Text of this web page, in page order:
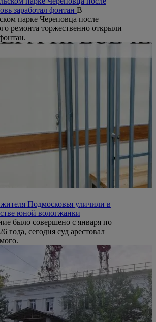
заработал фонтан В
парке Череповца после
ремонта торжественно открыли
жителя Подмосковья уличили в
юной вологжанки
было совершено с января по
года, сегодня суд арестовал